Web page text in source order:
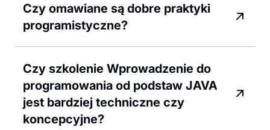
Czy omawiane są dobre praktyki
programistyczne?
Czy szkolenie Wprowadzenie do
programowania od podstaw JAVA
jest bardziej techniczne czy
koncepcyjne?